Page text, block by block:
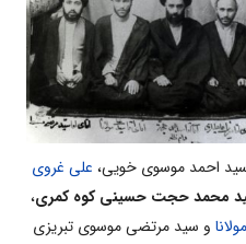
احمد موسوی خویی، علی غروی
محمد حجت حسینی کوه کمری،